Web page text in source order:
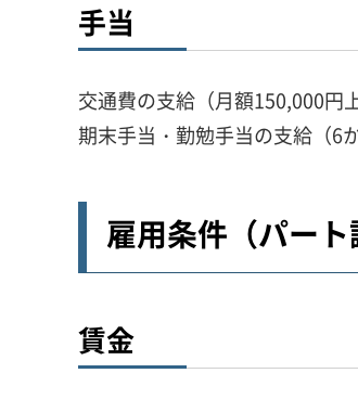
手当
交通費の支給（月額150,000円上
期末手当・勤勉手当の支給（6
雇用条件（パート
賃金